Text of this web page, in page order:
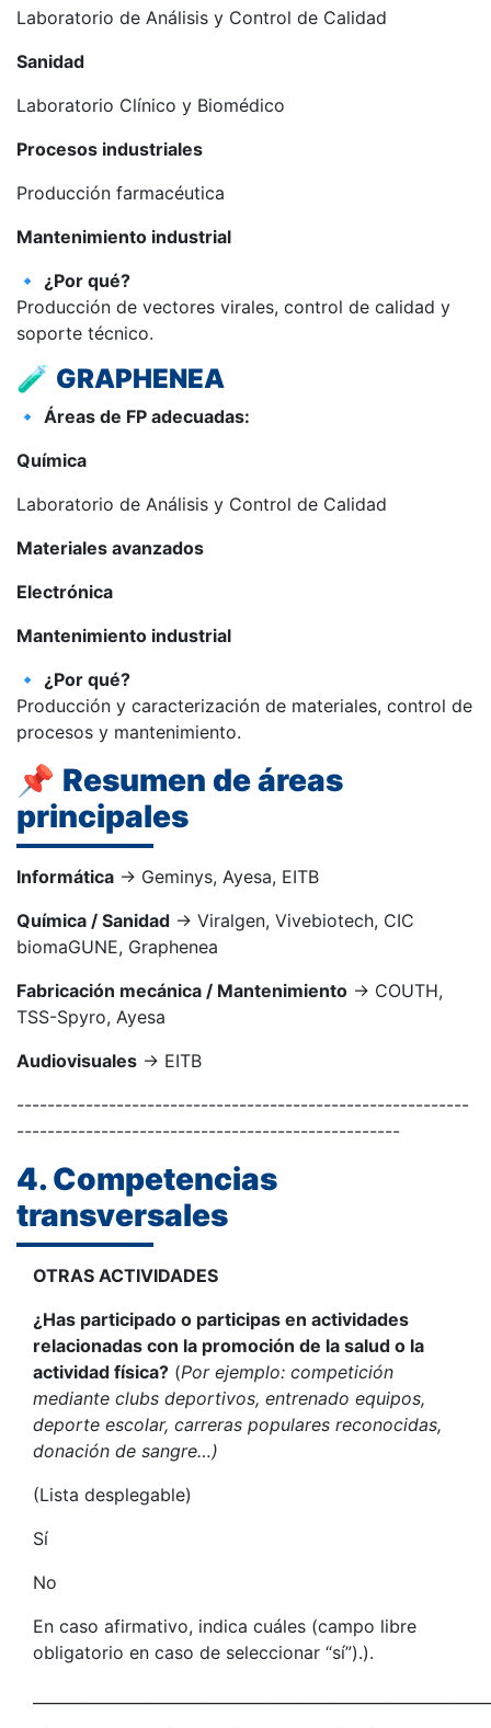
Laboratorio de Análisis y Control de Calidad
Sanidad
Laboratorio Clínico y Biomédico
Procesos industriales
Producción farmacéutica
Mantenimiento industrial
🔹 ¿Por qué?
Producción de vectores virales, control de calidad y
soporte técnico.
🧪 GRAPHENEA
🔹 Áreas de FP adecuadas:
Química
Laboratorio de Análisis y Control de Calidad
Materiales avanzados
Electrónica
Mantenimiento industrial
🔹 ¿Por qué?
Producción y caracterización de materiales, control de
procesos y mantenimiento.
📌 Resumen de áreas
principales
Informática → Geminys, Ayesa, EITB
Química / Sanidad → Viralgen, Vivebiotech, CIC
biomaGUNE, Graphenea
Fabricación mecánica / Mantenimiento → COUTH,
TSS-Spyro, Ayesa
Audiovisuales → EITB
-----------------------------------------------------------
--------------------------------------------------
4. Competencias
transversales
OTRAS ACTIVIDADES
¿Has participado o participas en actividades
relacionadas con la promoción de la salud o la
actividad física? (Por ejemplo: competición
mediante clubs deportivos, entrenado equipos,
deporte escolar, carreras populares reconocidas,
donación de sangre…)
(Lista desplegable)
Sí
No
En caso afirmativo, indica cuáles (campo libre
obligatorio en caso de seleccionar “sí”).).